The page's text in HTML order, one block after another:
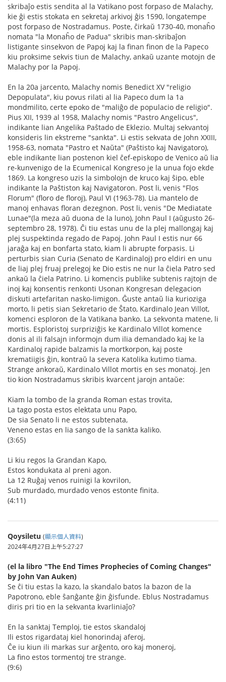
skribaĵo estis sendita al la Vatikano post forpaso de Malachy,
kie ĝi estis stokata en sekretaj arkivoj ĝis 1590, longatempe
post forpaso de Nostradamus. Poste, ĉirkaŭ 1730-40, monaĥo
nomata "la Monaĥo de Padua" skribis man-skribaĵon
listigante sinsekvon de Papoj kaj la finan finon de la Papeco
kiu proksime sekvis tiun de Malachy, ankaŭ uzante motojn de
Malachy por la Papoj.
En la 20a jarcento, Malachy nomis Benedict XV "religio
Depopulata", kiu povus rilati al lia Papeco dum la 1a
mondmilito, certe epoko de "maliĝo de populacio de religio".
Pius XII, 1939 al 1958, Malachy nomis "Pastro Angelicus",
indikante lian Angelika Paŝtado de Eklezio. Multaj sekvantoj
konsideris lin ekstreme "sankta". Li estis sekvata de John XXIII,
1958-63, nomata "Pastro et Naŭta" (Paŝtisto kaj Navigatoro),
eble indikante lian postenon kiel ĉef-episkopo de Venico aŭ lia
re-kunvenigo de la Ecumenical Kongreso je la unua fojo ekde
1869. La kongreso uzis la simbolojn de kruco kaj ŝipo, eble
indikante la Paŝtiston kaj Navigatoron. Post li, venis "Flos
Florum" (floro de floroj), Paul VI (1963-78). Lia mantelo de
manoj enhavas floran dezegnon. Post li, venis "De Mediatate
Lunae"(la meza aŭ duona de la luno), John Paul I (aŭgusto 26-
septembro 28, 1978). Ĉi tiu estas unu de la plej mallongaj kaj
plej suspektinda regado de Papoj. John Paul I estis nur 66
jaraĝa kaj en bonfarta stato, kiam li abrupte forpasis. Li
perturbis sian Curia (Senato de Kardinaloj) pro eldiri en unu
de liaj plej fruaj prelegoj ke Dio estis ne nur la ĉiela Patro sed
ankaŭ la ĉiela Patrino. Li komencis publike subtenis rajtojn de
inoj kaj konsentis renkonti Usonan Kongresan delegacion
diskuti artefaritan nasko-limigon. Ĝuste antaŭ lia kurioziga
morto, li petis sian Sekretario de Ŝtato, Kardinalo Jean Villot,
komenci esploron de la Vatikana banko. La sekvonta matene, li
mortis. Esploristoj surpriziĝis ke Kardinalo Villot komence
donis al ili falsajn informojn dum ilia demandado kaj ke la
Kardinaloj rapide balzamis la mortkorpon, kaj poste
krematiigis ĝin, kontraŭ la severa Katolika kutimo tiama.
Strange ankoraŭ, Kardinalo Villot mortis en ses monatoj. Jen
tio kion Nostradamus skribis kvarcent jarojn antaŭe:
Kiam la tombo de la granda Roman estas trovita,
La tago posta estos elektata unu Papo,
De sia Senato li ne estos subtenata,
Veneno estas en lia sango de la sankta kaliko.
(3:65)
Li kiu regos la Grandan Kapo,
Estos kondukata al preni agon.
La 12 Ruĝaj venos ruinigi la kovrilon,
Sub murdado, murdado venos estonte finita.
(4:11)
Qoysiletu (顯示個人資料)
2024年4月27日上午5:27:27
(el la libro "The End Times Prophecies of Coming Changes"
by John Van Auken)
Se ĉi tiu estas la kazo, la skandalo batos la bazon de la
Papotrono, eble ŝanĝante ĝin ĝisfunde. Eblus Nostradamus
diris pri tio en la sekvanta kvarliniaĵo?
En la sanktaj Temploj, tie estos skandaloj
Ili estos rigardataj kiel honorindaj aferoj,
Ĉe iu kiun ili markas sur arĝento, oro kaj moneroj,
La fino estos tormentoj tre strange.
(9:6)